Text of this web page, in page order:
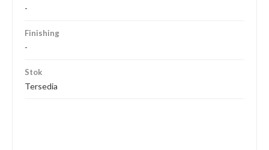
-
Finishing
-
Stok
Tersedia